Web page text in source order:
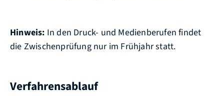
Hinweis: In den Druck- und Medienberufen findet
die Zwischenprüfung nur im Frühjahr statt.
Verfahrensablauf